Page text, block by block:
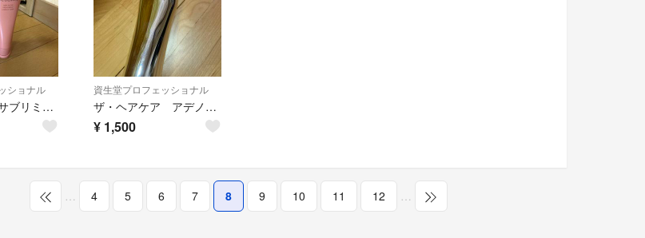
ショナル
新品＊資生堂サブリミックエアリーフロートリートメント
資生堂プロフェッショナル
ザ・ヘアケア アデノバイタル アドバンスト スカルプエッセンス
¥ 1,500
4 5 6 7 8 9 10 11 12